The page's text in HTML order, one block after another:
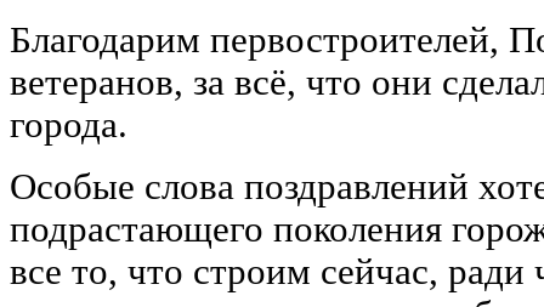
Благодарим первостроителей,
ветеранов, за всё, что они
города.
Особые слова поздравлений
подрастающего поколения
все то, что строим сейчас, ради